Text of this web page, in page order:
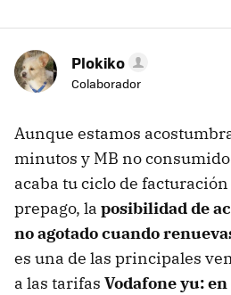
Plokiko
Colaborador
Aunque estamos
minutos y MB no
acaba tu ciclo de
prepago, la posibilidad de
no agotado cuando
es una de las principales
a las tarifas Vodafone yu: